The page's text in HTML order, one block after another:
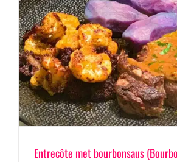
Entrecôte met bourbonsaus